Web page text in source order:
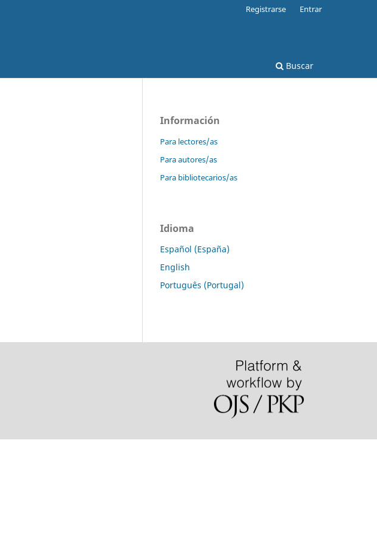
Buscar
Registrarse Entrar
Información
Para lectores/as
Para autores/as
Para bibliotecarios/as
Idioma
Español (España)
English
Português (Portugal)